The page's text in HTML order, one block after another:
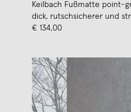
Keilbach Fußmatte point-
dick, rutschsicherer und
UV-beständige Polyamid
€ 134,00